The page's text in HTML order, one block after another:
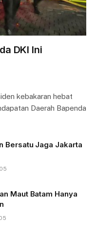
DKI Ini
kebakaran hebat
Daerah Bapenda
Bersatu Jaga Jakarta
Maut Batam Hanya